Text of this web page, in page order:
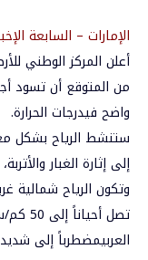
الإمارات – السابعة
أعلن المركز الوطني
من المتوقع أنتسود
واضح فيدرجات الحرارة.
ستنشط الرياح بشكل
إلىإثارة الغبار والأتربة،
وتكون الرياح شمالية
تصلأحياناًإلى كم/
العربيمضطرباًإلى شديد